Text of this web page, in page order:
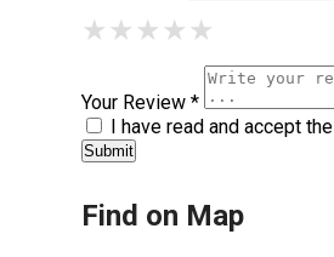
★
★ ★
★ ★ ★
★ ★ ★ ★
★ ★ ★ ★ ★
Your Review *
I have read and accept the
Find on Map